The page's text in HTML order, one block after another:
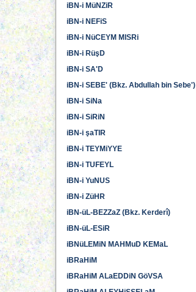
iBN-i MüNZiR
iBN-i NEFiS
iBN-i NüCEYM MISRi
iBN-i RüşD
iBN-i SA'D
iBN-i SEBE' (Bkz. Abdullah bin Sebe')
iBN-i SiNa
iBN-i SiRiN
iBN-i şaTIR
iBN-i TEYMiYYE
iBN-i TUFEYL
iBN-i YuNUS
iBN-i ZüHR
iBN-üL-BEZZaZ (Bkz. Kerderî)
iBN-üL-ESiR
iBNüLEMiN MAHMuD KEMaL
iBRaHiM
iBRaHiM ALaEDDiN GöVSA